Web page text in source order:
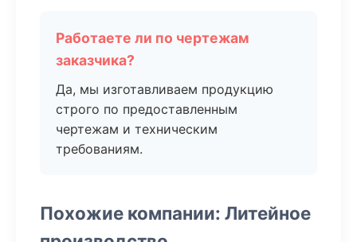
Работаете ли по чертежам
заказчика?
Да, мы изготавливаем продукцию
строго по предоставленным
чертежам и техническим
требованиям.
Похожие компании: Литейное